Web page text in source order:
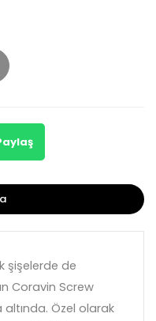
şişelerde de
Coravin Screw
altında. Özel olarak